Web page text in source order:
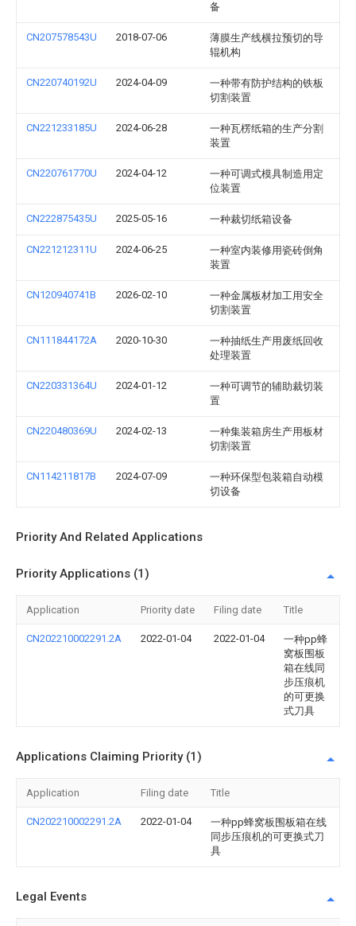
备
CN207578543U 2018-07-06
薄膜生产线横拉预切的导
辊机构
CN220740192U 2024-04-09
一种带有防护结构的铁板
切割装置
CN221233185U 2024-06-28
一种瓦楞纸箱的生产分割
装置
CN220761770U 2024-04-12
一种可调式模具制造用定
位装置
CN222875435U 2025-05-16 一种裁切纸箱设备
CN221212311U 2024-06-25
一种室内装修用瓷砖倒角
装置
CN120940741B 2026-02-10
一种金属板材加工用安全
切割装置
CN111844172A 2020-10-30
一种抽纸生产用废纸回收
处理装置
CN220331364U 2024-01-12
一种可调节的辅助裁切装
置
CN220480369U 2024-02-13
一种集装箱房生产用板材
切割装置
CN114211817B 2024-07-09
一种环保型包装箱自动模
切设备
Priority And Related Applications
Priority Applications (1)
Application Priority date Filing date Title
CN202210002291.2A 2022-01-04 2022-01-04
一种pp蜂
窝板围板
箱在线同
步压痕机
的可更换
式刀具
Applications Claiming Priority (1)
Application Filing date Title
CN202210002291.2A 2022-01-04
一种pp蜂窝板围板箱在线
同步压痕机的可更换式刀
具
Legal Events